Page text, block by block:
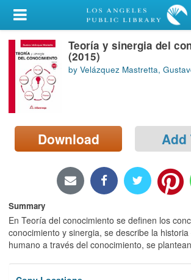
My Account
Library Card
Sign In
Search
Locations/Hours (external
page)
Teoría y sinergia del
(2015)
by Velázquez Mastretta,
Download Add
Summary
En Teoría del conocimiento se definen los
conocimiento y sinergia, se describe la
humano a través del conocimiento, se